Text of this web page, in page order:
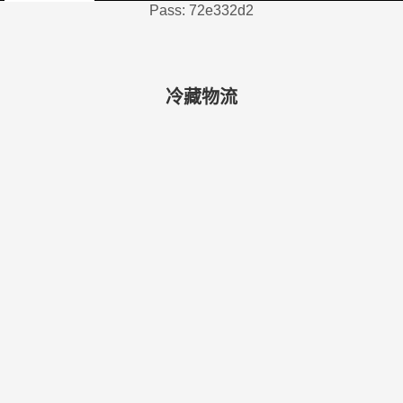
Pass: 72e332d2
冷藏物流